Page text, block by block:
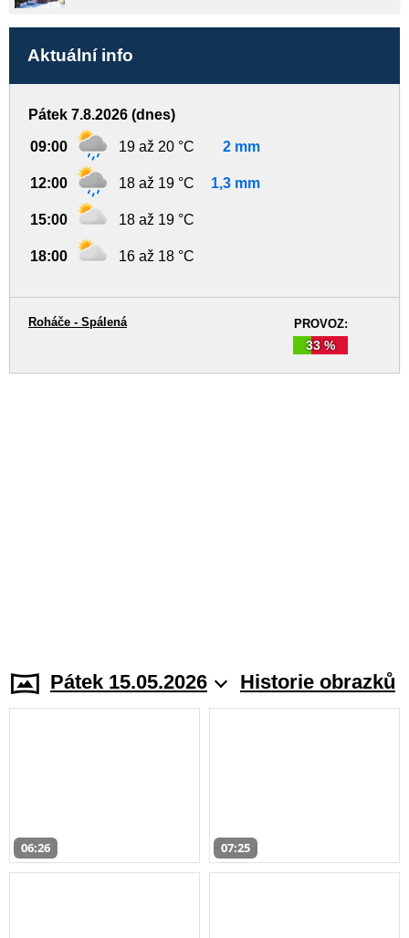
Aktuální info
Pátek 7.8.2026 (dnes)
09:00 19 až 20 °C 2 mm
12:00 18 až 19 °C 1,3 mm
15:00 18 až 19 °C
18:00 16 až 18 °C
PROVOZ:
33 %
Roháče - Spálená
Pátek 15.05.2026 Historie obrazků
06:26 07:25